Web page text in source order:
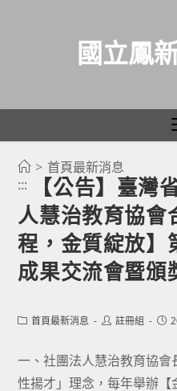
國立鳳
> 首頁最新消息
:::
【公告】臺灣
人慧治教育協會
程，金質綻放】
成果交流會暨頒
Post首頁最新消息
Post註冊組
Post
一、社團法人慧治教育協
性揚才」理念，每年舉辦